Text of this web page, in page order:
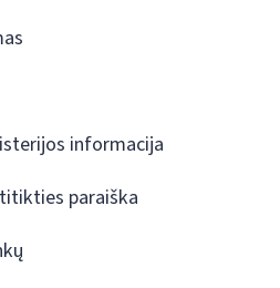
informacija
paraiška